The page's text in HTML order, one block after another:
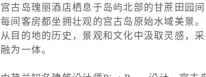
宫古岛瑰丽酒店栖息于岛屿北部的甘蔗田园
每间客房都坐拥壮观的宫古岛原始水域美景
从目的地的历史，景观和文化中汲取灵感，
融为一体。